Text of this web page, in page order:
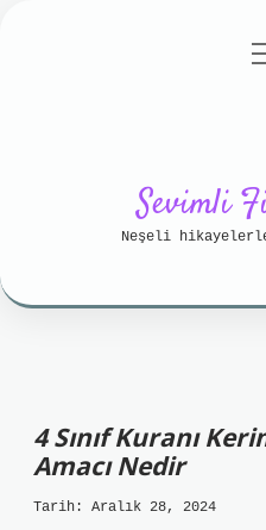
Sevimli
Neşeli
4 Sınıf Kuranı
Amacı Nedir
Tarih: Aralık 28, 2024